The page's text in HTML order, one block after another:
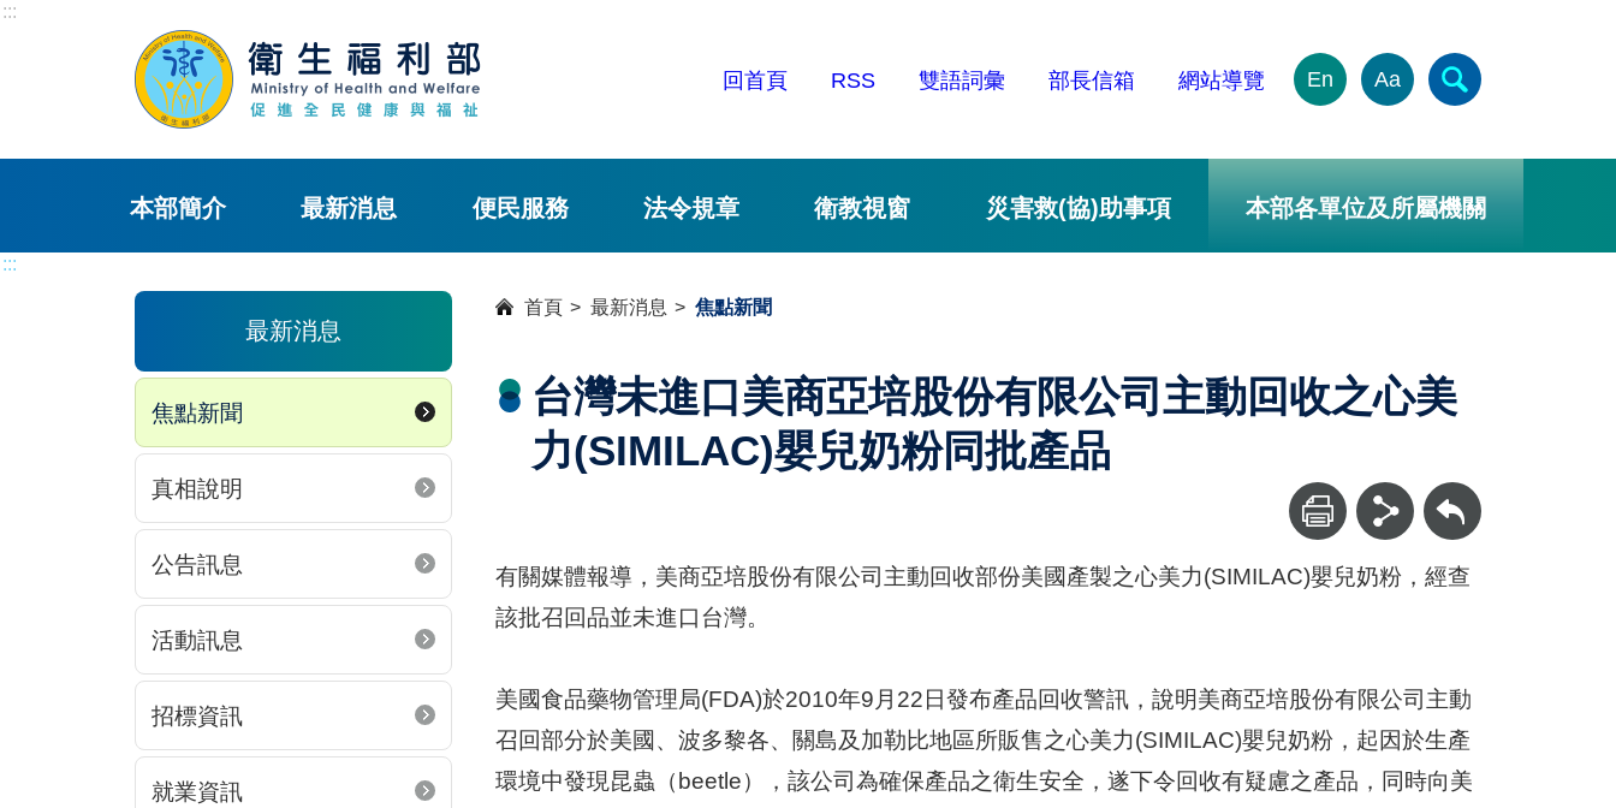
:::
回首頁 RSS 雙語詞彙 部長信箱 網站導覽 En Aa
本部簡介 最新消息 便民服務 法令規章 衛教視窗 災害救(協)助事項 本部各單位及所屬機關
:::
最新消息
焦點新聞
真相說明
公告訊息
活動訊息
招標資訊
就業資訊
首頁 最新消息 焦點新聞
台灣未進口美商亞培股份有限公司主動回收之心美
力(SIMILAC)嬰兒奶粉同批產品
回上一頁
有關媒體報導，美商亞培股份有限公司主動回收部份美國產製之心美力(SIMILAC)嬰兒奶粉，經查
該批召回品並未進口台灣。
美國食品藥物管理局(FDA)於2010年9月22日發布產品回收警訊，說明美商亞培股份有限公司主動
召回部分於美國、波多黎各、關島及加勒比地區所販售之心美力(SIMILAC)嬰兒奶粉，起因於生產
環境中發現昆蟲（beetle），該公司為確保產品之衛生安全，遂下令回收有疑慮之產品，同時向美